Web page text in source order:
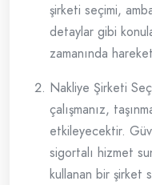
şirketi seçimi,
detaylar gibi
zamanında
Nakliye Şirketi
çalışmanız,
etkileyecektir.
sigortalı hizmet
kullanan bir şirket